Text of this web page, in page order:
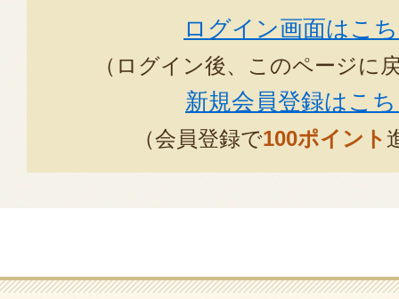
ログイン画面はこ
（ログイン後、このページに
新規会員登録はこ
（会員登録で100ポイント